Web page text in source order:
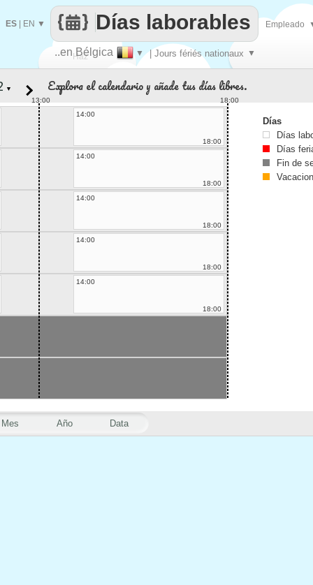
Haz
..en Bélgica ▼ | Jours fériés nationaux ▼
Días laborables
ES EN ▼ Empleado
Mes Año Data
▼ Explora el calendario y añade tus días libres.
13:00
18:00
14:00
18:00
14:00
18:00
14:00
18:00
14:00
18:00
14:00
18:00
Días
Días
Días
Fin de